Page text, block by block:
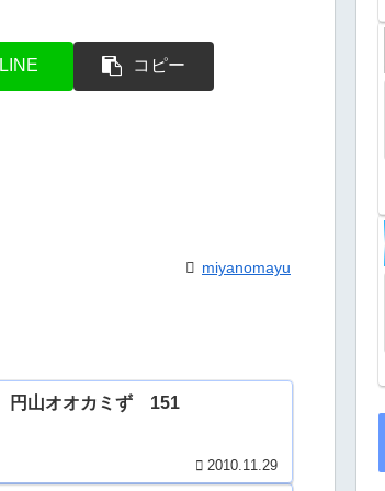
LINE コピー
miyanomayu
円山オオカミず 151
2010.11.29